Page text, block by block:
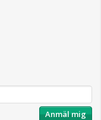
Anmäl mig